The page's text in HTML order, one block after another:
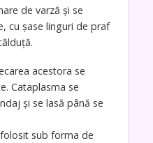
de varză şi se
cu şase linguri de praf
acestora se
Cataplasma se
şi se lasă până se
sub forma de